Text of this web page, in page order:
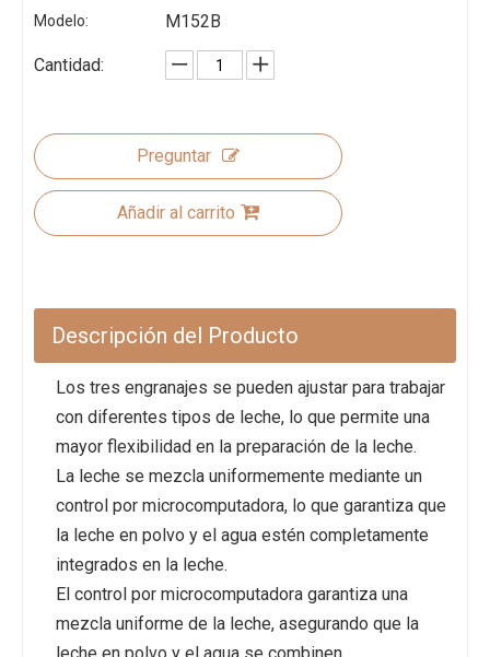
Modelo: M152B
Cantidad:
Preguntar
Añadir al carrito
Descripción del Producto
Los tres engranajes se pueden ajustar para trabajar
con diferentes tipos de leche, lo que permite una
mayor flexibilidad en la preparación de la leche.
La leche se mezcla uniformemente mediante un
control por microcomputadora, lo que garantiza que
la leche en polvo y el agua estén completamente
integrados en la leche.
El control por microcomputadora garantiza una
mezcla uniforme de la leche, asegurando que la